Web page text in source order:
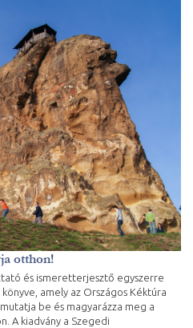
otthon!
és ismeretterjesztő egyszerre
könyve, amely az Országos Kéktúra
be és magyarázza meg a
A kiadvány a Szegedi